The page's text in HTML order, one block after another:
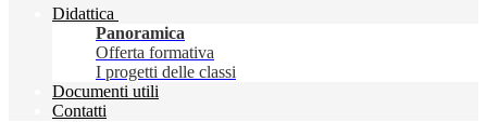
Didattica
Panoramica
Offerta formativa
I progetti delle classi
Documenti utili
Contatti